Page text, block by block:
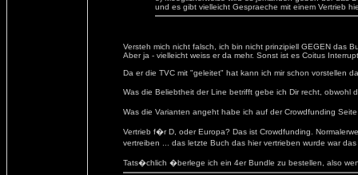
und es gibt vielleicht Gespraeche mit einem Vertrieb
Versteh mich nicht falsch, ich bin nicht prinzipiell GEGEN das
Aber ja - vielleicht weiss er da mehr. Sonst ist es Coitus
Da er die TVC mit "geleitet" hat kann ich mir schon vorstellen
Was die Beliebtheit der Line betrifft gebe ich Dir recht,
Was die Varianten angeht habe ich auf der Crowdfunding
Vertrieb f�r D, oder Europa? Das ist Crowdfunding.
vertreiben ... das letzte Buch das hier vertrieben wurde war
Tats�chlich �berlege ich ein 4er Bundle zu bestellen, also